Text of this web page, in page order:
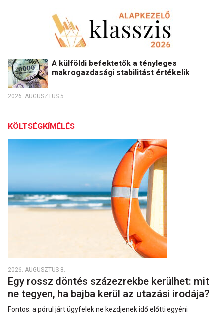
A külföldi befektetők a tényleges
makrogazdasági stabilitást értékelik
2026. AUGUSZTUS 5.
KÖLTSÉGKÍMÉLÉS
2026. AUGUSZTUS 8.
Egy rossz döntés százezrekbe kerülhet: mit
ne tegyen, ha bajba kerül az utazási irodája?
Fontos: a pórul járt ügyfelek ne kezdjenek idő előtti egyéni